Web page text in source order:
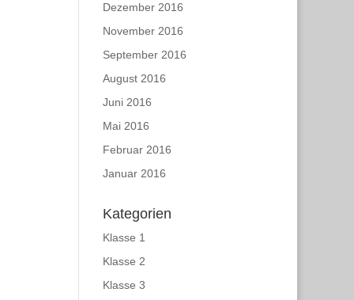
Dezember 2016
November 2016
September 2016
August 2016
Juni 2016
Mai 2016
Februar 2016
Januar 2016
Kategorien
Klasse 1
Klasse 2
Klasse 3